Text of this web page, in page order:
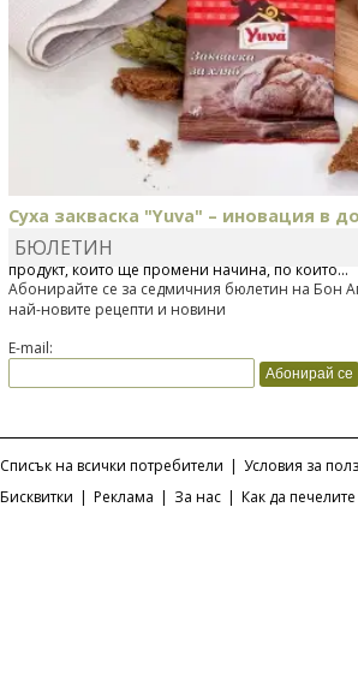
Суха закваска "Yuva" – иновация в
Отскоро Лесафр България стартира
продукт, който ще промени начина, по който...
БЮЛЕТИН
Абонирайте се за седмичния бюлетин на Бон
най-новите рецепти и новини
E-mail:
Списък на всички потребители | Условия за
Бисквитки | Реклама | За нас | Как да